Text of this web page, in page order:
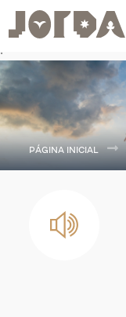
.
PÁGINA INICIAL